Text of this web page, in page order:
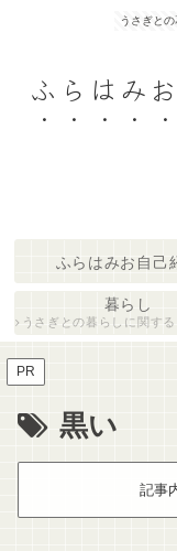
うさぎと
ふらはみ
ふらはみお自己
暮らし
うさぎとの暮らしに関するカテゴ
PR
黒い
記事